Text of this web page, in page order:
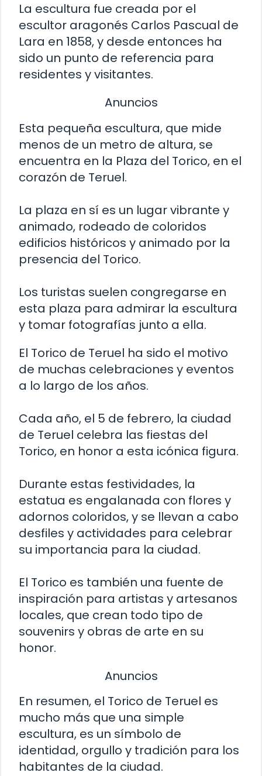
La escultura fue creada por el
escultor aragonés Carlos Pascual de
Lara en 1858, y desde entonces ha
sido un punto de referencia para
residentes y visitantes.
Anuncios
Esta pequeña escultura, que mide
menos de un metro de altura, se
encuentra en la Plaza del Torico, en el
corazón de Teruel.
La plaza en sí es un lugar vibrante y
animado, rodeado de coloridos
edificios históricos y animado por la
presencia del Torico.
Los turistas suelen congregarse en
esta plaza para admirar la escultura
y tomar fotografías junto a ella.
El Torico de Teruel ha sido el motivo
de muchas celebraciones y eventos
a lo largo de los años.
Cada año, el 5 de febrero, la ciudad
de Teruel celebra las fiestas del
Torico, en honor a esta icónica figura.
Durante estas festividades, la
estatua es engalanada con flores y
adornos coloridos, y se llevan a cabo
desfiles y actividades para celebrar
su importancia para la ciudad.
El Torico es también una fuente de
inspiración para artistas y artesanos
locales, que crean todo tipo de
souvenirs y obras de arte en su
honor.
Anuncios
En resumen, el Torico de Teruel es
mucho más que una simple
escultura, es un símbolo de
identidad, orgullo y tradición para los
habitantes de la ciudad.